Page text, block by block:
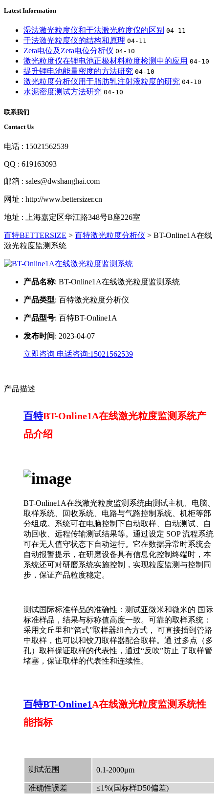
Latest Information
湿法激光粒度仪和干法激光粒度仪的区别 04-11
干法激光粒度仪的结构和原理 04-11
Zeta电位及Zeta电位分析仪 04-10
激光粒度仪在锂电池正极材料粒度检测中的应用 04-10
提升锂电池能量密度的方法研究 04-10
激光粒度分析仪用于脂肪乳注射液粒度的研究 04-10
水泥密度测试方法研究 04-10
联系我们
Contact Us
电话 : 15021562539
QQ : 619163093
邮箱 : sales@dwshanghai.com
网址 : http://www.bettersizer.cn
地址 : 上海嘉定区华江路348号B座226室
百特BETTERSIZE > 百特激光粒度分析仪 > BT-Online1A在线
激光粒度监测系统
产品名称: BT-Online1A在线激光粒度监测系统
产品类型: 百特激光粒度分析仪
产品型号: 百特BT-Online1A
发布时间 : 2023-04-07
立即咨询 电话咨询:15021562539
产品描述
百特BT-Online1A在线激光粒度监测系统产
品介绍
BT-Online1A在线激光粒度监测系统由测试主机、电脑、
取样系统、回收系统、电路与气路控制系统、机柜等部
分组成。系统可在电脑控制下自动取样、自动测试、自
动回收、远程传输测试结果等。通过设定 SOP 流程系统
可在无人值守状态下自动运行。它在数据异常时系统会
自动报警提示，在研磨设备具有信息化控制终端时，本
系统还可对研磨系统实施控制，实现粒度监测与控制同
步，保证产品粒度稳定。
测试国际标准样品的准确性：测试亚微米和微米的 国际
标准样品，结果与标称值高度一致。可靠的取样系统：
采用文丘里和“笛式”取样器组合方式， 可直接插到管路
中取样，也可以和铰刀取样器配合取样。通 过多点（多
孔）取样保证取样的代表性，通过“反吹”防止 了取样管
堵塞，保证取样的代表性和连续性。
百特BT-Online1A在线激光粒度监测系统性
能指标
测试范围 0.1-2000μm
准确性误差 ≤1%(国标样D50偏差)